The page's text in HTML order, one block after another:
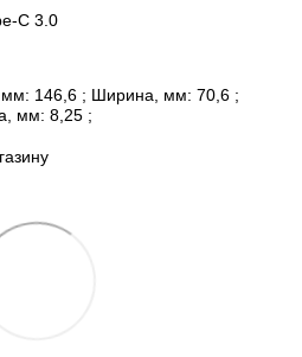
C 3.0
мм: 146,6 ; Ширина, мм: 70,6 ;
мм: 8,25 ;